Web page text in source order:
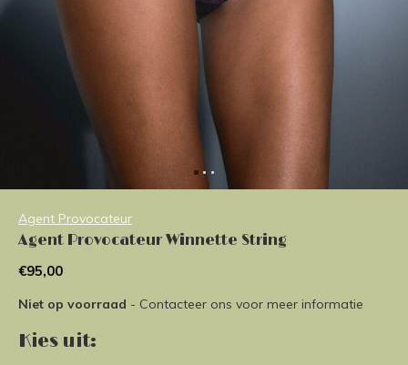
Agent Provocateur
Agent Provocateur Winnette String
€95,00
Niet op voorraad - Contacteer ons voor meer informatie
Kies uit: